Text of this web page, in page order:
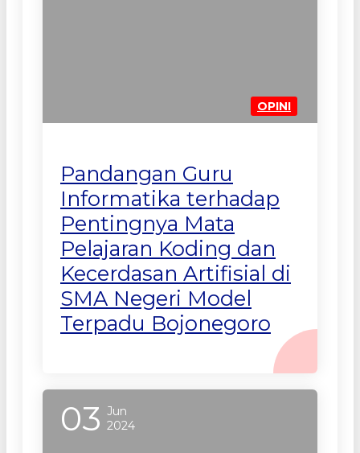
OPINI
Pandangan Guru
Informatika terhadap
Pentingnya Mata
Pelajaran Koding dan
Kecerdasan Artifisial di
SMA Negeri Model
Terpadu Bojonegoro
03 Jun
2024